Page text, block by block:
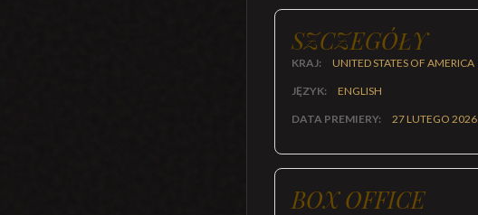
SZCZEGÓŁY
KRAJ: UNITED STATES OF AMERICA
JĘZYK: ENGLISH
DATA PREMIERY: 27 LUTEGO 2026
BOX OFFICE